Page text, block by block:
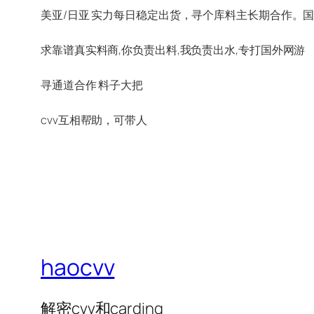
美亚/日亚 实力每日稳定出货，寻个库料主长期合作。
求靠谱真实料商,你负责出料,我负责出水,专打国外网游
寻通道合作 料子大把
cvv互相帮助，可带人
haocvv
解密cvv和carding